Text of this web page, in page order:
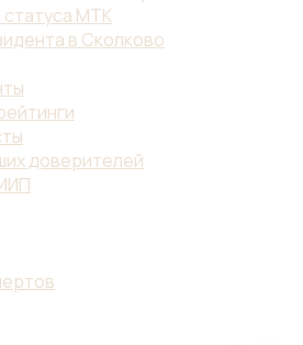
МТК
в Сколково
доверителей